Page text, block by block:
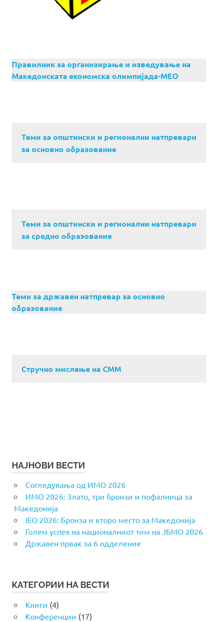
Правилник за организирање и изведување на
Македонската економска олимпијада-МЕО
Теми за општински и регионални натпревари
за основно образование
Теми за општински и регионални натпревари
за средно образование
Теми за државен натпревар за основно
образование
Стручно мислење на СММ
НАЈНОВИ ВЕСТИ
Согледувања од ИМО 2026
ИМО 2026: Злато, три бронзи и пофалница за
Македонија
IEO 2026: Бронза и второ место за Македонија
Голем успех на националниот тим на ЈБМО 2026
Државен првак за 6 одделение
КАТЕГОРИИ НА ВЕСТИ
Книги (4)
Конференции (17)